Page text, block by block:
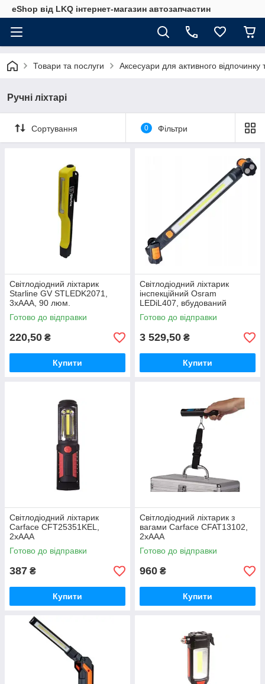
eShop від LKQ інтернет-магазин автозапчастин
Товари та послуги Аксесуари для активного відпочинку
Ручні ліхтарі
Сортування 0 Фільтри
Світлодіодний ліхтарик
Starline GV STLEDK2071,
3xАAA, 90 люм.
Готово до відправки
220,50 ₴
Купити
Світлодіодний ліхтарик
інспекційний Osram
LEDіL407, вбудований
акумулятор, 1000 люм. іP20
LEDIL407
Готово до відправки
3 529,50 ₴
Купити
Світлодіодний ліхтарик
Carface CFT25351KEL,
2xAAA
Готово до відправки
387 ₴
Купити
Світлодіодний ліхтарик з
вагами Carface CFAT13102,
2xAAA
Готово до відправки
960 ₴
Купити